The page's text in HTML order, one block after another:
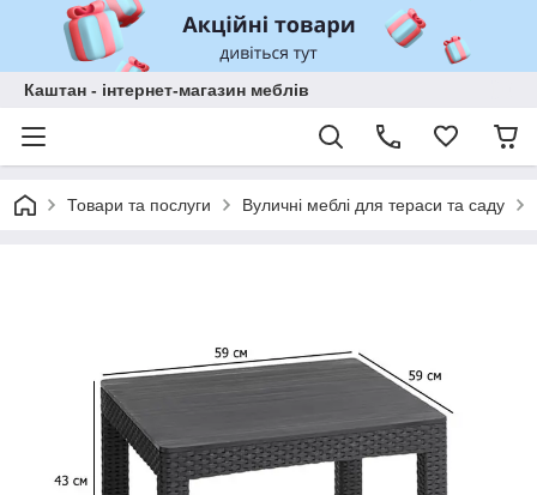
Каштан - інтернет-магазин меблів
Товари та послуги Вуличні меблі для тераси та саду